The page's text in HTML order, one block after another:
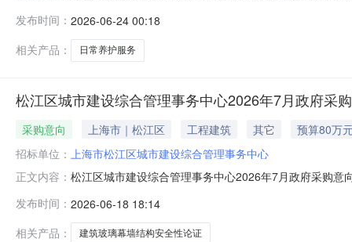
示性共同沟工程日常养护服务项目(2026-2028年）预算
发布时间： 2026-06-24 00:18
相关产品：
日常养护服务
松江区城市建设综合管理事务中心2026年7月政府采
采购意向 上海市｜松江区 工程建筑 其它
预算80万
招标单位： 上海市松江区城市建设综合管理事务中心
正文内容： 松江区城市建设综合管理事务中心2026年7月政府采购
幕墙结构安全性论证(2026年—2028年)项目根据《上海
璃幕墙的建设工程，均实
发布时间： 2026-06-18 18:14
相关产品：
建筑玻璃幕墙结构安全性论证